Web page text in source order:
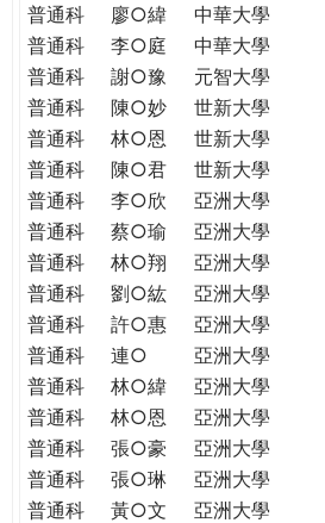
普通科
廖○緯 中華大學
普通科
李○庭 中華大學
普通科
謝○豫 元智大學
普通科
陳○妙 世新大學
普通科
林○恩 世新大學
普通科
陳○君 世新大學
普通科
李○欣 亞洲大學
普通科
蔡○瑜 亞洲大學
普通科
林○翔 亞洲大學
普通科
劉○紘 亞洲大學
普通科
許○惠 亞洲大學
普通科
連○ 亞洲大學
普通科
林○緯 亞洲大學
普通科
林○恩 亞洲大學
普通科
張○豪 亞洲大學
普通科
張○琳 亞洲大學
普通科
黃○文 亞洲大學